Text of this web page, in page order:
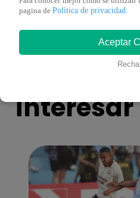
También
interesar
pagina de Política de privacidad
Aceptar